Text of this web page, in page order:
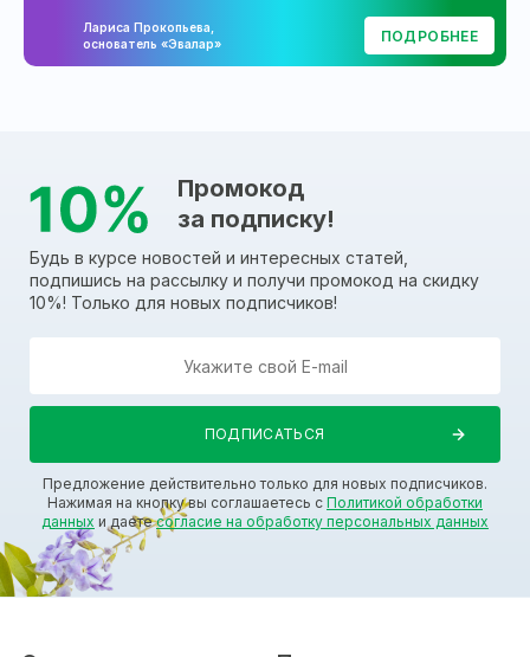
Лариса Прокопьева,
основатель «Эвалар»
ПОДРОБНЕЕ
Промокод
за подписку!
Будь в курсе новостей и интересных статей,
подпишись на рассылку и получи промокод на скидку
10%! Только для новых подписчиков!
Предложение действительно только для новых подписчиков.
Нажимая на кнопку вы соглашаетесь с Политикой обработки
данных и даетесогласие на обработку персональных данных